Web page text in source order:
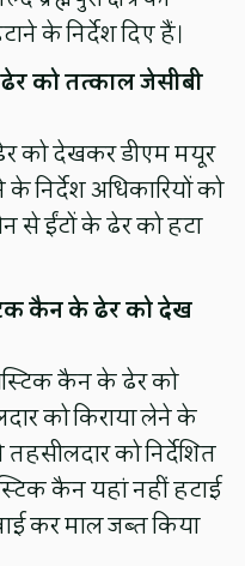
के निर्देश दिए हैं।
को तत्काल जेसीबी
को देखकर डीएम मयूर
के निर्देश अधिकारियों को
से ईंटों के ढेर को हटा
कैन के ढेर को देख
कैन के ढेर को
को किराया लेने के
तहसीलदार को निर्देशित
कैन यहां नहीं हटाई
कर माल जब्त किया